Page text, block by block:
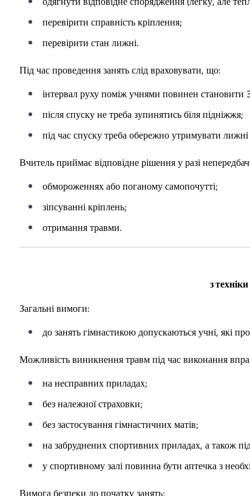
перевірити справність кріплення;
перевірити стан лижні.
Під час проведення занять слід враховувати, що:
інтервал руху поміж учнями повинен
після спуску не треба зупинятись біля підніжжя;
під час спуску треба обережно утримувати
Вчитель приймає відповідне рішення у разі
обмороженнях або поганому самопочутті;
зіпсуванні кріплень;
отримання травми.
з
Загальні вимоги:
до занять гімнастикою допускаються учні, які
Можливість виникнення травм під час виконання
на несправних приладах;
без належної страховки;
без застосування гімнастичних матів;
на забруднених спортивних приладах, а також
у спортивному залі повинна бути аптечка з
Вимога безпеки до початку занять;